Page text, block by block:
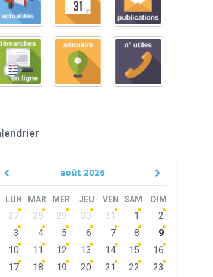
août 2026
Previous
Next
LUN MAR MER JEU VEN SAM DIM
Skip
calendar
days
27 28 29 30 31 1
2
3
4 5 6 7 8
9
10
11 12 13 14 15
16
17
18 19 20 21 22
23